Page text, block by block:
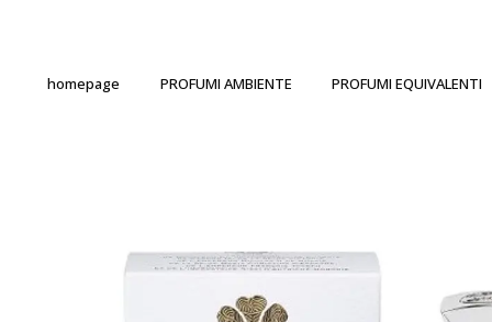
homepage PROFUMI AMBIENTE PROFUMI EQUIVALENTI